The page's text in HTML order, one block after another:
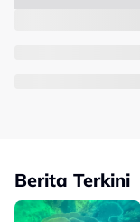
Berita Terkini